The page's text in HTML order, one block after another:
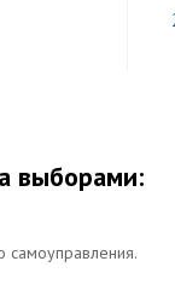
выборами:
самоуправления.